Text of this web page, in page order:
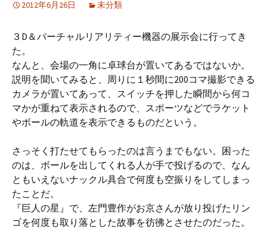
2012年6月26日 未分類
３D＆バーチャルリアリティー機器の展示会に行ってき
た。
なんと、会場の一角に卓球台が置いてあるではないか。
説明を聞いてみると、周りに１秒間に200コマ撮影できる
カメラが置いてあって、スイッチを押した瞬間から何コ
マかが重ねて表示されるので、スポーツなどでラケット
やボールの軌道を表示できるものだという。
さっそく打たせてもらったのは言うまでもない。困った
のは、ボールを出してくれる人が手で投げるので、なん
ともいえないナックル具合で何度も空振りをしてしまっ
たことだ。
『巨人の星』で、左門豊作がお京さんが放り投げたリン
ゴを何度も取り落とした故事を彷彿とさせたのだった。